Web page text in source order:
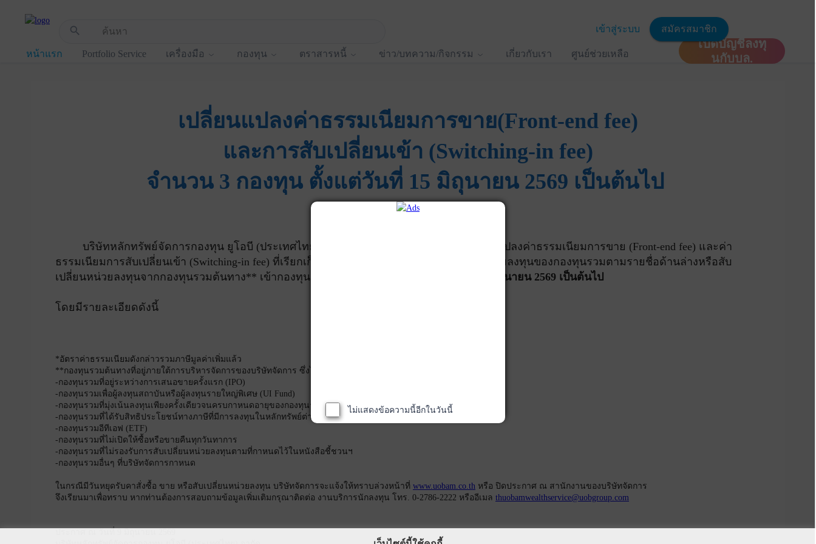
search เข้าสู่ระบบ สมัครสมาชิก
หน้าแรก Portfolio Service เครื่องมือ กองทุน ตราสารหนี้ ข่าว/บทความ/กิจกรรม เกี่ยวกับเรา ศูนย์ช่วยเหลือ
เปิดบัญชีลงทุ
นกับบล.
เปลี่ยนแปลงค่าธรรมเนียมการขาย(Front-end fee)
และการสับเปลี่ยนเข้า (Switching-in fee)
จำนวน 3 กองทุน ตั้งแต่วันที่ 15 มิถุนายน 2569 เป็นต้นไป
บริษัทหลักทรัพย์จัดการกองทุน ยูโอบี (ประเทศไทย) จำกัด (“บริษัทจัดการ”) ขอแจ้งเปลี่ยนแปลงค่าธรรมเนียมการขาย (Front-end fee) และค่า
ธรรมเนียมการสับเปลี่ยนเข้า (Switching-in fee) ที่เรียกเก็บจริง สำหรับผู้ลงทุนที่ทำรายการซื้อหน่วยลงทุนของกองทุนรวมตามรายชื่อด้านล่างหรือสับ
เปลี่ยนหน่วยลงทุนจากกองทุนรวมต้นทาง** เข้ากองทุนรวมตามรายชื่อด้านล่าง
ตั้งแต่วันที่ 15 มิถุนายน 2569 เป็นต้นไป
โดยมีรายละเอียดดังนี้
*อัตราค่าธรรมเนียมดังกล่าวรวมภาษีมูลค่าเพิ่มแล้ว
**กองทุนรวมต้นทางที่อยู่ภายใต้การบริหารจัดการของบริษัทจัดการ ซึ่งไม่รวมถึงกองทุนรวมดังนี้
-กองทุนรวมที่อยู่ระหว่างการเสนอขายครั้งแรก (IPO)
-กองทุนรวมเพื่อผู้ลงทุนสถาบันหรือผู้ลงทุนรายใหญ่พิเศษ (UI Fund)
-กองทุนรวมที่มุ่งเน้นลงทุนเพียงครั้งเดียวจนครบกาหนดอายุของกองทุนรวม (Term fund)
-กองทุนรวมที่ได้รับสิทธิประโยชน์ทางภาษีที่มีการลงทุนในหลักทรัพย์ต่างประเทศ (SSF/RMF)
-กองทุนรวมอีทีเอฟ (ETF)
-กองทุนรวมที่ไม่เปิดให้ซื้อหรือขายคืนทุกวันทาการ
-กองทุนรวมที่ไม่รองรับการสับเปลี่ยนหน่วยลงทุนตามที่กาหนดไว้ในหนังสือชี้ชวนฯ
-กองทุนรวมอื่นๆ ที่บริษัทจัดการกาหนด
ในกรณีมีวันหยุดรับคาสั่งซื้อ ขาย หรือสับเปลี่ยนหน่วยลงทุน บริษัทจัดการจะแจ้งให้ทราบล่วงหน้าที่ www.uobam.co.th หรือ ปิดประกาศ ณ สานักงานของบริษัทจัดการ
จึงเรียนมาเพื่อทราบ หากท่านต้องการสอบถามข้อมูลเพิ่มเติมกรุณาติดต่อ งานบริการนักลงทุน โทร. 0-2786-2222 หรืออีเมล thuobamwealthservice@uobgroup.com
ไม่แสดงข้อความนี้อีกในวันนี้